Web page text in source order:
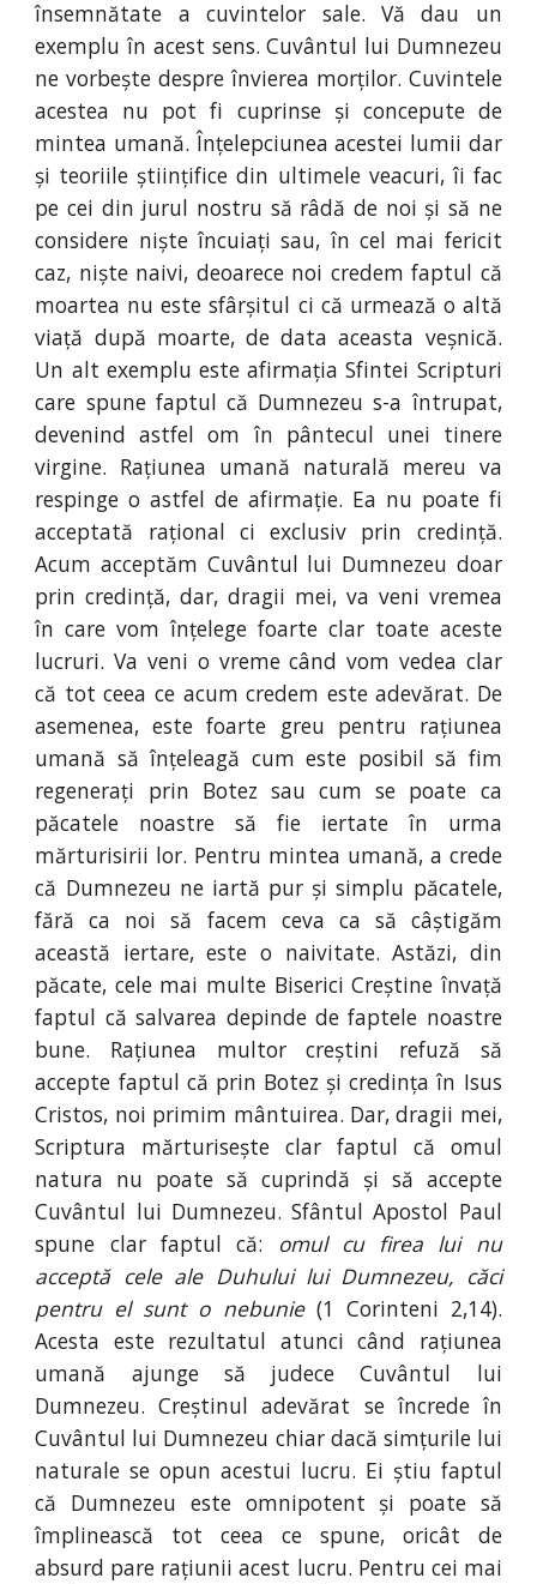
însemnătate a cuvintelor sale. Vă dau un
exemplu în acest sens. Cuvântul lui Dumnezeu
ne vorbește despre învierea morților. Cuvintele
acestea nu pot fi cuprinse și concepute de
mintea umană. Înțelepciunea acestei lumii dar
și teoriile științifice din ultimele veacuri, îi fac
pe cei din jurul nostru să râdă de noi și să ne
considere niște încuiați sau, în cel mai fericit
caz, niște naivi, deoarece noi credem faptul că
moartea nu este sfârșitul ci că urmează o altă
viață după moarte, de data aceasta veșnică.
Un alt exemplu este afirmația Sfintei Scripturi
care spune faptul că Dumnezeu s-a întrupat,
devenind astfel om în pântecul unei tinere
virgine. Rațiunea umană naturală mereu va
respinge o astfel de afirmație. Ea nu poate fi
acceptată rațional ci exclusiv prin credință.
Acum acceptăm Cuvântul lui Dumnezeu doar
prin credință, dar, dragii mei, va veni vremea
în care vom înțelege foarte clar toate aceste
lucruri. Va veni o vreme când vom vedea clar
că tot ceea ce acum credem este adevărat. De
asemenea, este foarte greu pentru rațiunea
umană să înțeleagă cum este posibil să fim
regenerați prin Botez sau cum se poate ca
păcatele noastre să fie iertate în urma
mărturisirii lor. Pentru mintea umană, a crede
că Dumnezeu ne iartă pur și simplu păcatele,
fără ca noi să facem ceva ca să câștigăm
această iertare, este o naivitate. Astăzi, din
păcate, cele mai multe Biserici Creștine învață
faptul că salvarea depinde de faptele noastre
bune. Rațiunea multor creștini refuză să
accepte faptul că prin Botez și credința în Isus
Cristos, noi primim mântuirea. Dar, dragii mei,
Scriptura mărturisește clar faptul că omul
natura nu poate să cuprindă și să accepte
Cuvântul lui Dumnezeu. Sfântul Apostol Paul
spune clar faptul că:
omul cu firea lui nu
acceptă cele ale Duhului lui Dumnezeu, căci
pentru el sunt o nebunie (1 Corinteni 2,14).
Acesta este rezultatul atunci când rațiunea
umană ajunge să judece Cuvântul lui
Dumnezeu. Creștinul adevărat se încrede în
Cuvântul lui Dumnezeu chiar dacă simțurile lui
naturale se opun acestui lucru. Ei știu faptul
că Dumnezeu este omnipotent și poate să
împlinească tot ceea ce spune, oricât de
absurd pare rațiunii acest lucru. Pentru cei mai